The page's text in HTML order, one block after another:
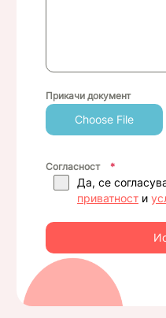
Прикачи документ
Choose File
Согласност *
Да, се
приватност и